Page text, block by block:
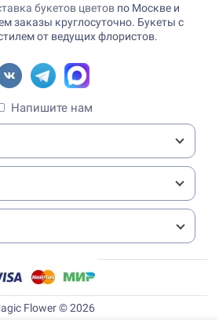
букетов цветов по Москве и
заказы круглосуточно. Букеты с
от ведущих флористов.
Напишите нам
Flower © 2026